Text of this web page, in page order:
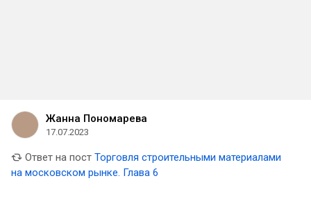
Жанна Пономарева
17.07.2023
Ответ на пост Торговля строительными материалами
на московском рынке. Глава 6